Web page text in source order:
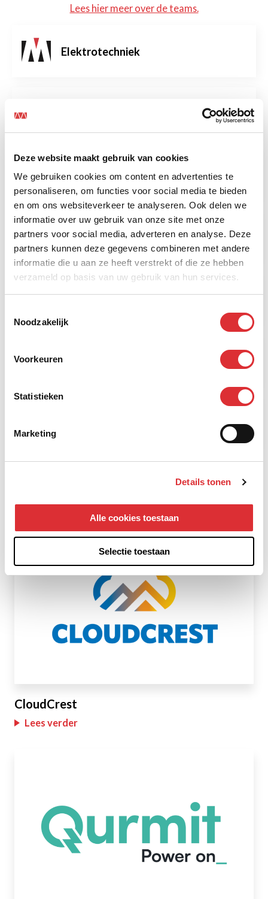
Deze website maakt gebruik van cookies
We gebruiken cookies om content en advertenties te
personaliseren, om functies voor social media te bieden
en om ons websiteverkeer te analyseren. Ook delen we
informatie over uw gebruik van onze site met onze
partners voor social media, adverteren en analyse. Deze
partners kunnen deze gegevens combineren met andere
informatie die u aan ze heeft verstrekt of die ze hebben
verzameld op basis van uw gebruik van hun services.
Noodzakelijk
Voorkeuren
Statistieken
Marketing
Details tonen
Alle cookies toestaan
Selectie toestaan
Lees hier meer over de teams.
Elektrotechniek
Elektroservice
Inspectie
Beveiligingstechniek
Audio Video Controls
CloudCrest
Lees verder